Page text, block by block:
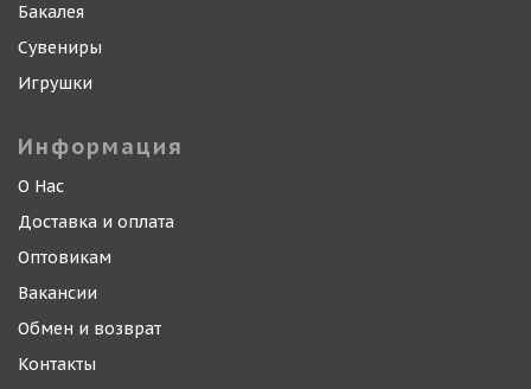
Бакалея
Сувениры
Игрушки
Информация
О Нас
Доставка и оплата
Оптовикам
Вакансии
Обмен и возврат
Контакты